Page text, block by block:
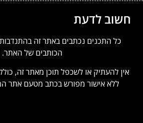
חשוב לדעת
כל התכנים נכתבים באתר זה בהתנדבות
הכותבים של האתר.
אין להעתיק או לשכפל תוכן מאתר זה, כולל
ללא אישור מפורש בכתב מטעם אתר